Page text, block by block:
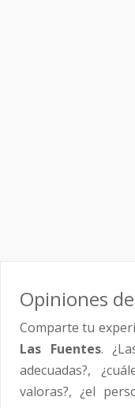
Opiniones
Comparte tu
Las Fuentes.
adecuadas?,
valoras?, ¿el